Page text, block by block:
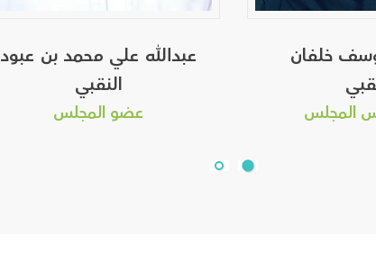
خلفان
المجلس
عبدالله علي محمد بن عبود
النقبي
عضو المجلس